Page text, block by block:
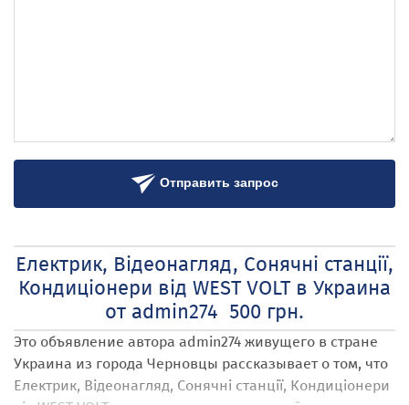
Отправить запрос
Електрик, Відеонагляд, Сонячні станції,
Кондиціонери від WEST VOLT в Украина
от admin274 500 грн.
Это объявление автора admin274 живущего в стране
Украина из города Черновцы рассказывает о том, что
Електрик, Відеонагляд, Сонячні станції, Кондиціонери